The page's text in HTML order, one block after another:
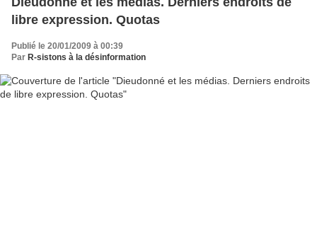
libre expression. Quotas
Publié le 20/01/2009 à 00:39
Par R-sistons à la désinformation